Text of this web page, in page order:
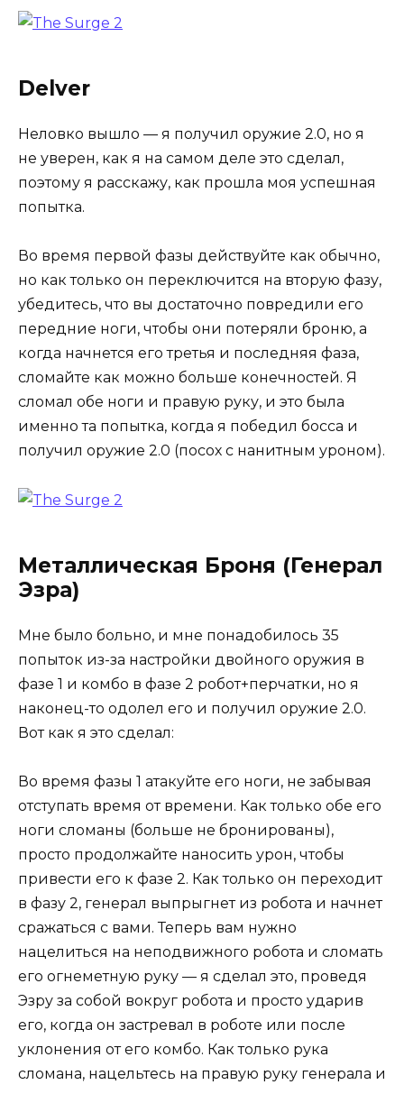
Delver
Неловко вышло — я получил оружие 2.0, но я
не уверен, как я на самом деле это сделал,
поэтому я расскажу, как прошла моя успешная
попытка.
Во время первой фазы действуйте как обычно,
но как только он переключится на вторую фазу,
убедитесь, что вы достаточно повредили его
передние ноги, чтобы они потеряли броню, а
когда начнется его третья и последняя фаза,
сломайте как можно больше конечностей. Я
сломал обе ноги и правую руку, и это была
именно та попытка, когда я победил босса и
получил оружие 2.0 (посох с нанитным уроном).
Металлическая Броня (Генерал
Эзра)
Мне было больно, и мне понадобилось 35
попыток из-за настройки двойного оружия в
фазе 1 и комбо в фазе 2 робот+перчатки, но я
наконец-то одолел его и получил оружие 2.0.
Вот как я это сделал:
Во время фазы 1 атакуйте его ноги, не забывая
отступать время от времени. Как только обе его
ноги сломаны (больше не бронированы),
просто продолжайте наносить урон, чтобы
привести его к фазе 2. Как только он переходит
в фазу 2, генерал выпрыгнет из робота и начнет
сражаться с вами. Теперь вам нужно
нацелиться на неподвижного робота и сломать
его огнеметную руку — я сделал это, проведя
Эзру за собой вокруг робота и просто ударив
его, когда он застревал в роботе или после
уклонения от его комбо. Как только рука
сломана, нацельтесь на правую руку генерала и